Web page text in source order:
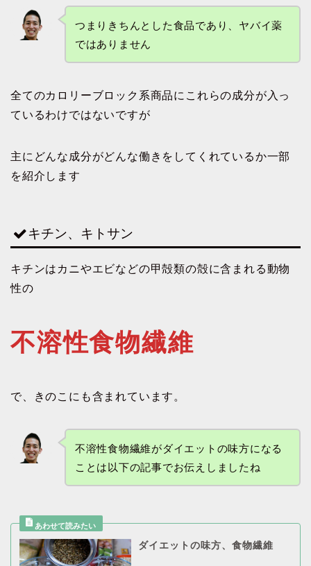
つまりきちんとした食品であり、ヤバイ薬
ではありません
全てのカロリーブロック系商品にこれらの成分が入っ
ているわけではないですが
主にどんな成分がどんな働きをしてくれているか一部
を紹介します
キチン、キトサン
キチンはカニやエビなどの甲殻類の殻に含まれる動物
性の
不溶性食物繊維
で、きのこにも含まれています。
不溶性食物繊維がダイエットの味方になる
ことは以下の記事でお伝えしましたね
ダイエットの味方、食物繊維